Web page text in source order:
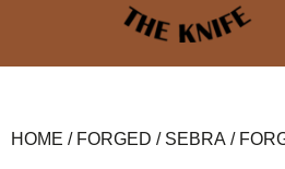
HOME / FORGED / SEBRA /